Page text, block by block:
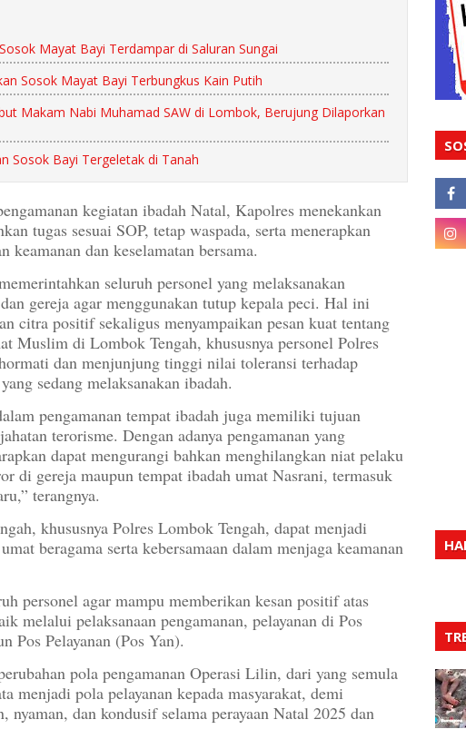
Mayat Bayi Terdampar di Saluran Sungai
Sosok Mayat Bayi Terbungkus Kain Putih
Makam Nabi Muhamad SAW di Lombok, Berujung Dilaporkan
Sosok Bayi Tergeletak di Tanah
kegiatan ibadah Natal, Kapolres menekankan
tugas sesuai SOP, tetap waspada, serta menerapkan
keamanan dan keselamatan bersama.
seluruh personel yang melaksanakan
gereja agar menggunakan tutup kepala peci. Hal ini
citra positif sekaligus menyampaikan pesan kuat tentang
Muslim di Lombok Tengah, khususnya personel Polres
dan menjunjung tinggi nilai toleransi terhadap
sedang melaksanakan ibadah.
pengamanan tempat ibadah juga memiliki tujuan
terorisme. Dengan adanya pengamanan yang
dapat mengurangi bahkan menghilangkan niat pelaku
di gereja maupun tempat ibadah umat Nasrani, termasuk
terangnya.
khususnya Polres Lombok Tengah, dapat menjadi
beragama serta kebersamaan dalam menjaga keamanan
personel agar mampu memberikan kesan positif atas
melalui pelaksanaan pengamanan, pelayanan di Pos
Pos Pelayanan (Pos Yan).
pola pengamanan Operasi Lilin, dari yang semula
menjadi pola pelayanan kepada masyarakat, demi
nyaman, dan kondusif selama perayaan Natal 2025 dan